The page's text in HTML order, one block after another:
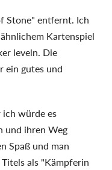
Stone" entfernt. Ich
Kartenspiel
leveln. Die
ein gutes und
würde es
und ihren Weg
Spaß und man
als "Kämpferin